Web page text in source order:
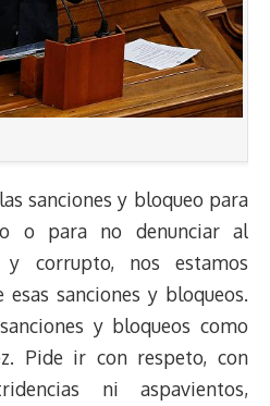
sanciones y bloqueo para
o para no denunciar al
y corrupto, nos estamos
sanciones y bloqueos.
y bloqueos como
Pide ir con respeto, con
ni aspavientos,